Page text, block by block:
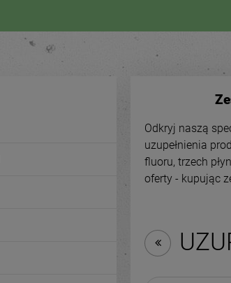
Odkryj naszą
uzupełnienia
fluoru, trzech
oferty - kupując